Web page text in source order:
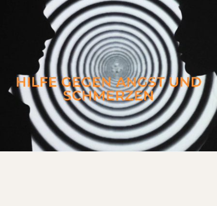
HILFE GEGEN ANGST UND
SCHMERZEN